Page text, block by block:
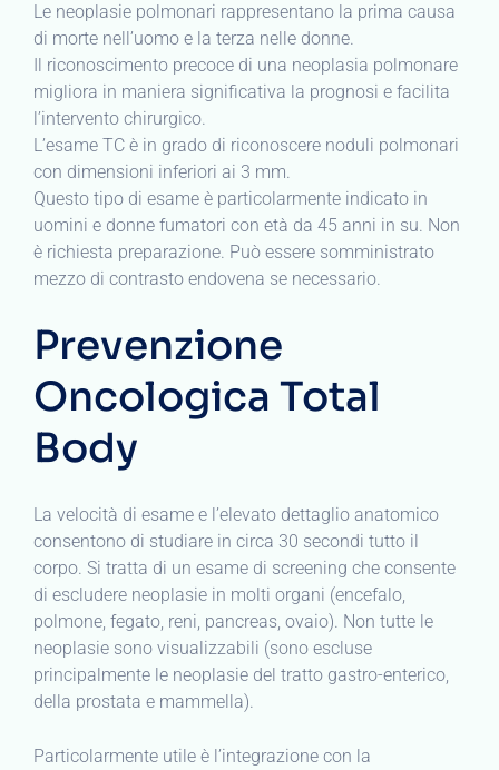
Le neoplasie polmonari rappresentano la prima causa
di morte nell’uomo e la terza nelle donne.
Il riconoscimento precoce di una neoplasia polmonare
migliora in maniera significativa la prognosi e facilita
l’intervento chirurgico.
L’esame TC è in grado di riconoscere noduli polmonari
con dimensioni inferiori ai 3 mm.
Questo tipo di esame è particolarmente indicato in
uomini e donne fumatori con età da 45 anni in su. Non
è richiesta preparazione. Può essere somministrato
mezzo di contrasto endovena se necessario.
Prevenzione
Oncologica Total
Body
La velocità di esame e l’elevato dettaglio anatomico
consentono di studiare in circa 30 secondi tutto il
corpo. Si tratta di un esame di screening che consente
di escludere neoplasie in molti organi (encefalo,
polmone, fegato, reni, pancreas, ovaio). Non tutte le
neoplasie sono visualizzabili (sono escluse
principalmente le neoplasie del tratto gastro-enterico,
della prostata e mammella).
Particolarmente utile è l’integrazione con la